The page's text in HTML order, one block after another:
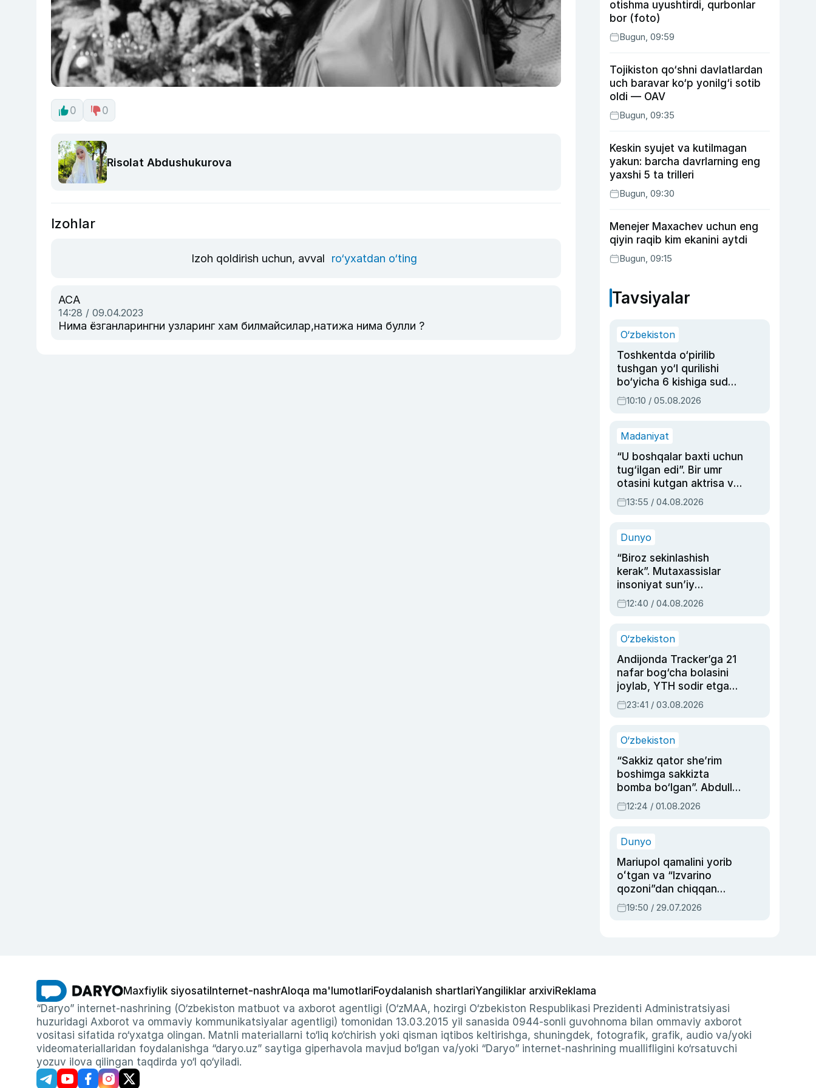
0 0
Risolat Abdushukurova
Izohlar
Izoh qoldirish uchun, avval ro‘yxatdan o‘ting
АСА
14:28 / 09.04.2023
Нима ёзганларингни узларинг хам билмайсилар,натижа нима булли ?
otishma uyushtirdi, qurbonlar
bor (foto)
Bugun, 09:59
Tojikiston qo‘shni davlatlardan
uch baravar ko‘p yonilg‘i sotib
oldi — OAV
Bugun, 09:35
Keskin syujet va kutilmagan
yakun: barcha davrlarning eng
yaxshi 5 ta trilleri
Bugun, 09:30
Menejer Maxachev uchun eng
qiyin raqib kim ekanini aytdi
Bugun, 09:15
Tavsiyalar
O‘zbekiston
Toshkentda o‘pirilib
tushgan yo‘l qurilishi
bo‘yicha 6 kishiga sud
hukmi o‘qildi
10:10 / 05.08.2026
Madaniyat
“U boshqalar baxti uchun
tug‘ilgan edi”. Bir umr
otasini kutgan aktrisa va
dublyaj ustasi Rimma
Ahmedovaning
13:55 / 04.08.2026
Dunyo
“Biroz sekinlashish
kerak”. Mutaxassislar
insoniyat sun’iy
intellektni boshqara
olmay qolishidan xavotir
12:40 / 04.08.2026
O‘zbekiston
Andijonda Tracker’ga 21
nafar bog‘cha bolasini
joylab, YTH sodir etgan
ayolga sud hukmi o‘qildi
23:41 / 03.08.2026
O‘zbekiston
“Sakkiz qator she’rim
boshimga sakkizta
bomba bo‘lgan”. Abdulla
Oripovni siyosiy
ayblovlardan asrab
12:24 / 01.08.2026
Dunyo
Mariupol qamalini yorib
oʻtgan va “Izvarino
qozoni”dan chiqqan
qahramon — Ukraina
armiyasi bosh
19:50 / 29.07.2026
Maxfiylik siyosati Internet-nashrAloqa ma'lumotlariFoydalanish shartlariYangiliklar arxiviReklama
“Daryo” internet-nashrining (O‘zbekiston matbuot va axborot agentligi (O‘zMAA, hozirgi O‘zbekiston Respublikasi Prezidenti Administratsiyasi
huzuridagi Axborot va ommaviy kommunikatsiyalar agentligi) tomonidan 13.03.2015 yil sanasida 0944-sonli guvohnoma bilan ommaviy axborot
vositasi sifatida ro‘yxatga olingan. Matnli materiallarni to‘liq ko‘chirish yoki qisman iqtibos keltirishga, shuningdek, fotografik, grafik, audio va/yoki
videomateriallaridan foydalanishga “daryo.uz” saytiga giperhavola mavjud bo‘lgan va/yoki “Daryo” internet-nashrining muallifligini ko‘rsatuvchi
yozuv ilova qilingan taqdirda yo‘l qo‘yiladi.